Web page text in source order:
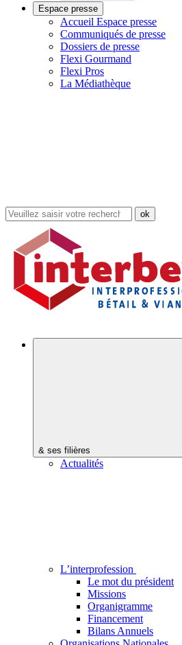
Espace presse
Accueil Espace presse
Communiqués de presse
Dossiers de presse
Flexi Gourmand
Flexi Pros
La Médiathèque
Rechercher
dans
site
& ses filières
Actualités
L’interprofession
Le mot du président
Missions
Organigramme
Financement
Bilans Annuels